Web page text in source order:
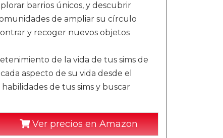
barrios únicos, y descubrir
de ampliar su círculo
y recoger nuevos objetos
de la vida de tus sims de
aspecto de su vida desde el
de tus sims y buscar
Ver precios en Amazon